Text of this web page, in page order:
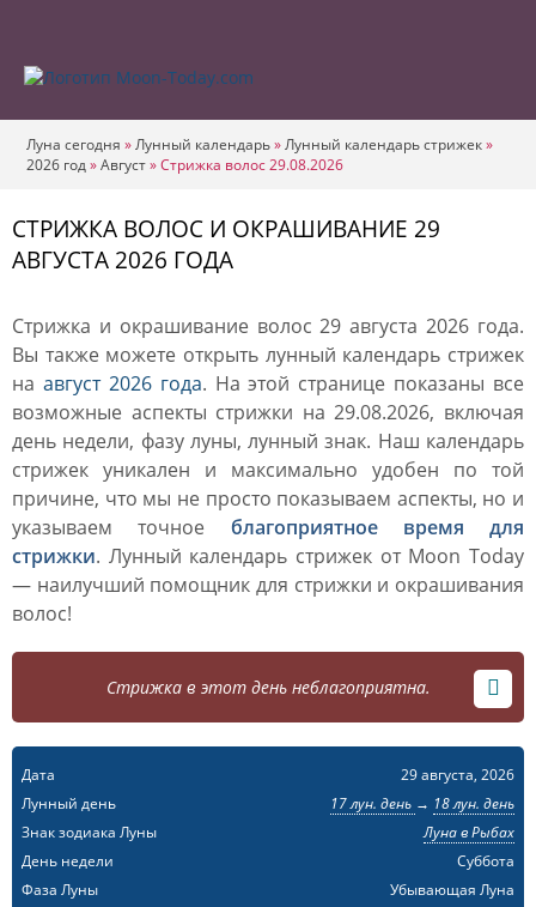
Луна сегодня »Лунный календарь»Лунный календарь стрижек»
2026 год»Август»Стрижка волос 29.08.2026
СТРИЖКА ВОЛОС И ОКРАШИВАНИЕ 29
АВГУСТА 2026 ГОДА
Стрижка и окрашивание волос 29 августа 2026 года.
Вы также можете открыть лунный календарь стрижек
на август 2026 года. На этой странице показаны все
возможные аспекты стрижки на 29.08.2026, включая
день недели, фазу луны, лунный знак. Наш календарь
стрижек уникален и максимально удобен по той
причине, что мы не просто показываем аспекты, но и
указываем точное благоприятное время для
стрижки. Лунный календарь стрижек от Moon Today
— наилучший помощник для стрижки и окрашивания
волос!
Стрижка в этот день неблагоприятна.
Дата
29 августа, 2026
Лунный день
17 лун. день → 18 лун. день
Знак зодиака Луны
Луна в Рыбах
День недели
Суббота
Фаза Луны
Убывающая Луна